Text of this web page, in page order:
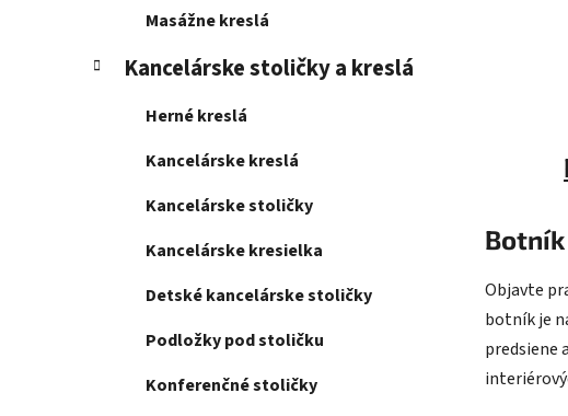
Masážne kreslá
Kancelárske stoličky a kreslá
Herné kreslá
Kancelárske kreslá
Kancelárske stoličky
Kancelárske kresielka
Detské kancelárske stoličky
Podložky pod stoličku
Konferenčné stoličky
Botník
Objavte
botník je
predsiene